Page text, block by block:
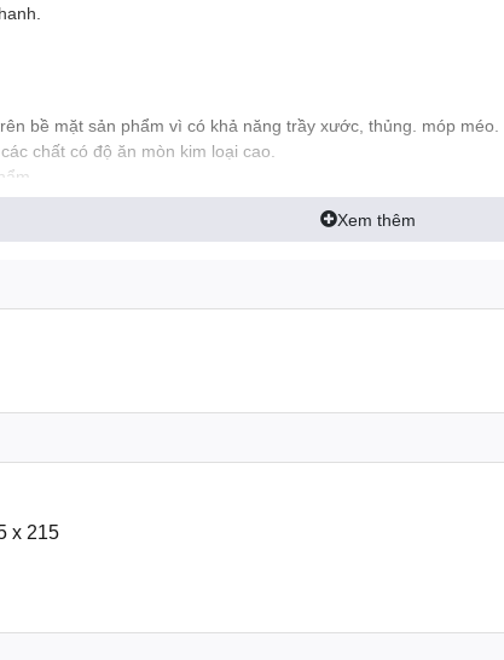
bề mặt sản phẩm vì có khả năng trầy xước, thủng. móp méo.
chất có độ ăn mòn kim loại cao.
Xem thêm
x 485 x 215